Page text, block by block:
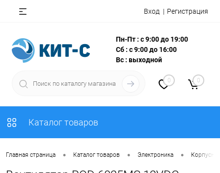
Вход Регистрация
Пн-Пт : с 9:00 до 19:00
Сб : с 9:00 до 16:00
Вс : выходной
0 0
Каталог товаров
Главная страница • Каталог товаров • Электроника •